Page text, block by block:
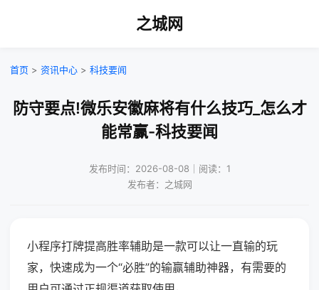
之城网
首页 > 资讯中心 > 科技要闻
防守要点!微乐安徽麻将有什么技巧_怎么才
能常赢-科技要闻
发布时间：2026-08-08｜阅读：1
发布者：之城网
小程序打牌提高胜率辅助是一款可以让一直输的玩
家，快速成为一个“必胜”的输赢辅助神器，有需要的